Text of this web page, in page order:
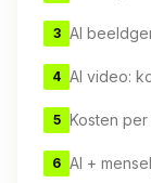
3 AI
4 AI video:
5 Kosten
6 AI +